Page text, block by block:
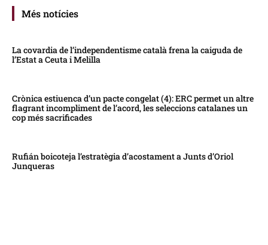
Més notícies
La covardia de l’independentisme català frena la caiguda de
l’Estat a Ceuta i Melilla
Crònica estiuenca d’un pacte congelat (4): ERC permet un altre
flagrant incompliment de l’acord, les seleccions catalanes un
cop més sacrificades
Rufián boicoteja l’estratègia d’acostament a Junts d’Oriol
Junqueras